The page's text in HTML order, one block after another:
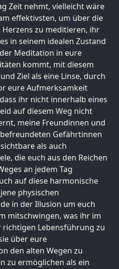
Zeit nehmt, vielleicht wäre
effektivsten, um über die
zu meditieren, ihr
in seinem idealen Zustand
Meditation in eure
kommt, mit diesem
Ziel als eine Linse, durch
eure Aufmerksamkeit
ihr nicht innerhalb eines
auf diesem Weg nicht
meine Freundinnen und
Gefährtinnen
als auch
die euch aus den Reichen
an jedem Tag
auf diese harmonische
physischen
in der Illusion um euch
mitschwingen, was ihr im
richtigen Lebensführung zu
über eure
den alten Wegen zu
zu ermöglichen als ein